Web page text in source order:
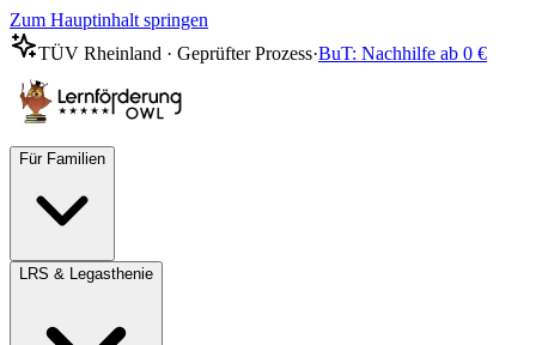
Zum Hauptinhalt springen
TÜV Rheinland · Geprüfter Prozess·BuT: Nachhilfe ab 0 €
Für Familien
LRS & Legasthenie